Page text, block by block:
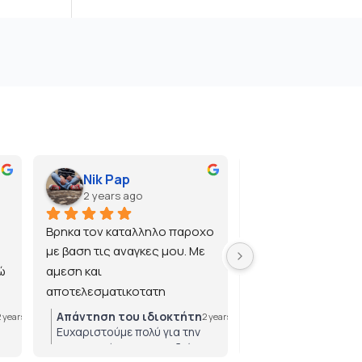
years ago
Nik Pap
2 years ago
Βρηκα τον καταλληλο παροχο
με βαση τις αναγκες μου. Με
αμεση και
αποτελεσματικοτατη
εξυπηρετηση.
Απάντηση του ιδιοκτήτη2 years ago
Ευχαριστούμε πολύ για την
εμπιστοσύνη που μας δείχνετε!